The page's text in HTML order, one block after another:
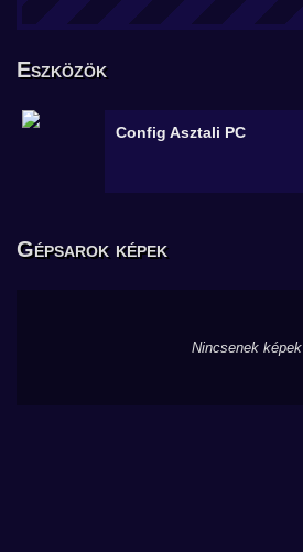
Eszközök
Config Asztali PC
Gépsarok képek
Nincsenek képek